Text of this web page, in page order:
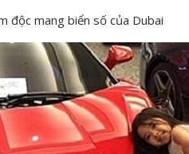
độc mang biển số của Dubai